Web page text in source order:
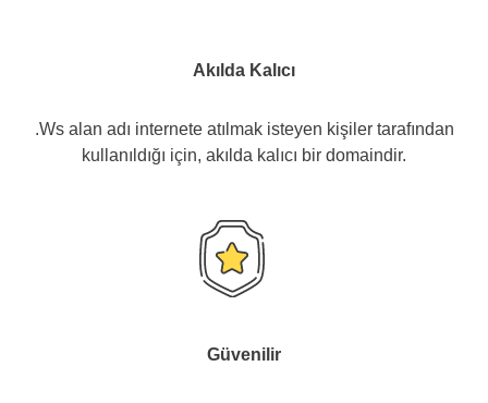
Akılda Kalıcı
.Ws alan adı internete atılmak isteyen kişiler tarafından
kullanıldığı için, akılda kalıcı bir domaindir.
Güvenilir